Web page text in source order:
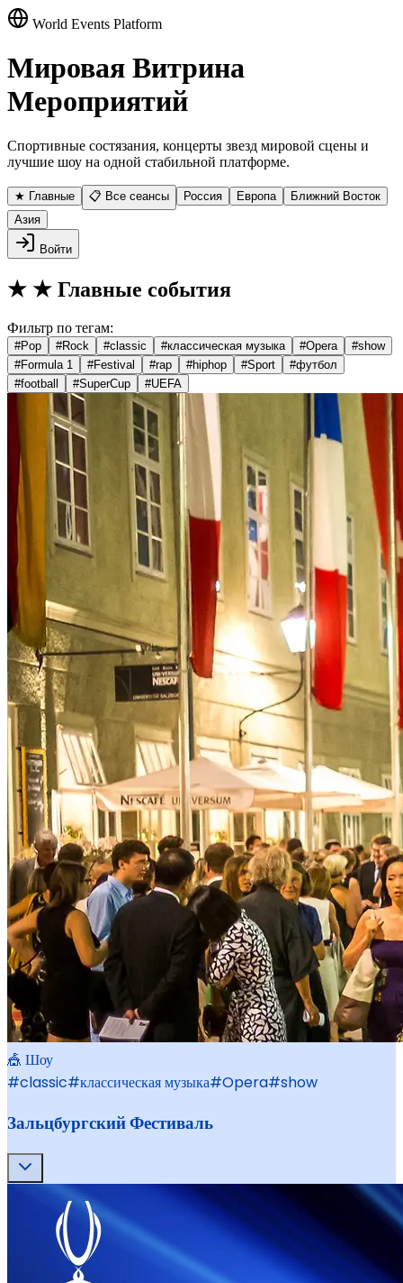
World Events Platform
Мировая Витрина
Мероприятий
Спортивные состязания, концерты звезд мировой сцены и
лучшие шоу на одной стабильной платформе.
★ Главные 📋 Все сеансы Россия Европа
Ближний Восток
Азия
Войти
★ ★ Главные события
Фильтр по тегам:
#Pop #Rock #classic #классическая музыка #Opera #show
#Formula 1 #Festival #rap #hiphop #Sport #футбол
#football #SuperCup #UEFA
🎪 Шоу
#classic#классическая музыка#Opera#show
Зальцбургский Фестиваль